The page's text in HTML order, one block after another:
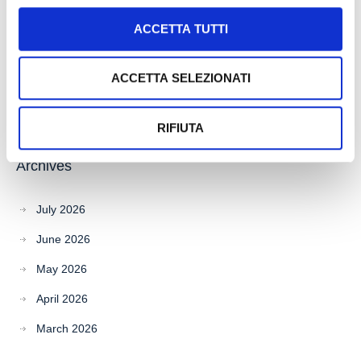
ACCETTA TUTTI
ACCETTA SELEZIONATI
RIFIUTA
Recent Comments
Archives
July 2026
June 2026
May 2026
April 2026
March 2026